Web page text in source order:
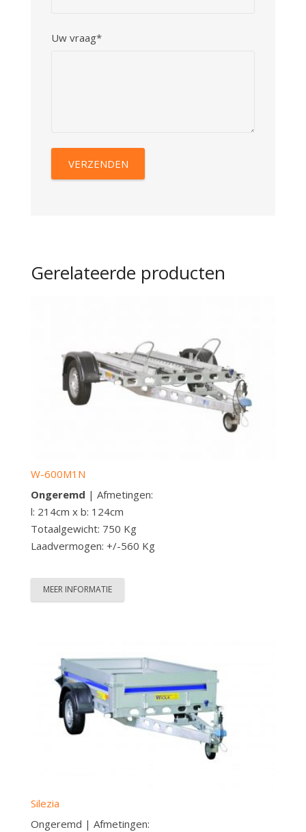
Uw vraag*
Gerelateerde producten
W-600M1N
Ongeremd | Afmetingen:
l: 214cm x b: 124cm
Totaalgewicht: 750 Kg
Laadvermogen: +/-560 Kg
MEER INFORMATIE
Silezia
Ongeremd | Afmetingen: